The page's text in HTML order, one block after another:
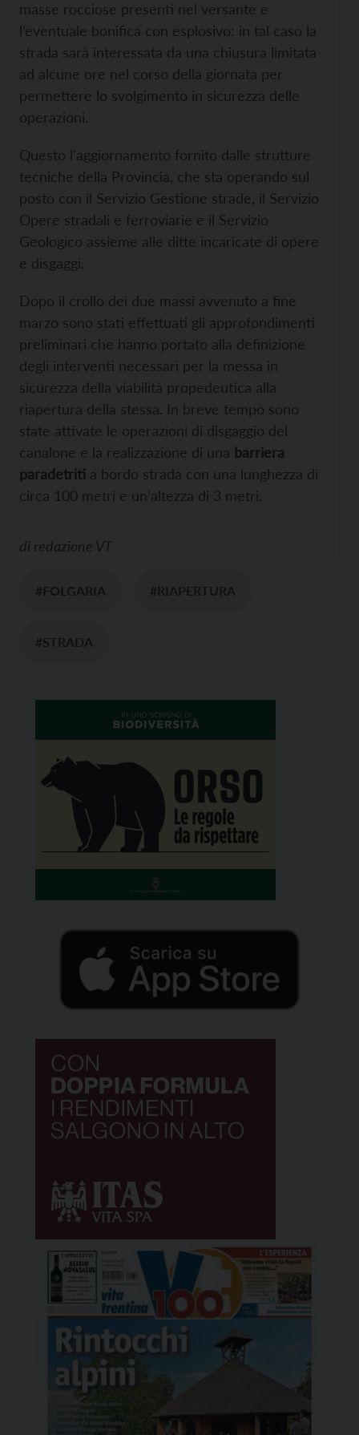
masse rocciose presenti nel versante e
l’eventuale bonifica con esplosivo: in tal caso la
strada sarà interessata da una chiusura limitata
ad alcune ore nel corso della giornata per
permettere lo svolgimento in sicurezza delle
operazioni.
Questo l’aggiornamento fornito dalle strutture
tecniche della Provincia, che sta operando sul
posto con il Servizio Gestione strade, il Servizio
Opere stradali e ferroviarie e il Servizio
Geologico assieme alle ditte incaricate di opere
e disgaggi.
Dopo il crollo dei due massi avvenuto a fine
marzo sono stati effettuati gli approfondimenti
preliminari che hanno portato alla definizione
degli interventi necessari per la messa in
sicurezza della viabilità propedeutica alla
riapertura della stessa. In breve tempo sono
state attivate le operazioni di disgaggio del
canalone e la realizzazione di una barriera
paradetriti a bordo strada con una lunghezza di
circa 100 metri e un’altezza di 3 metri.
di redazione VT
#FOLGARIA #RIAPERTURA
#STRADA